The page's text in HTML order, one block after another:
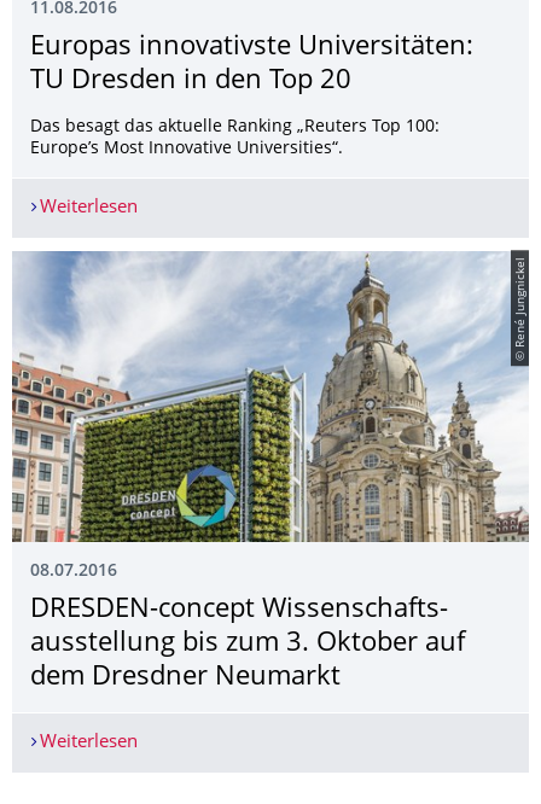
11.08.2016
Europas innovativste Universitäten:
TU Dresden in den Top 20
Das besagt das aktuelle Ranking „Reuters Top 100:
Europe’s Most Innovative Universities“.
Weiterlesen
© René Jungnickel
08.07.2016
DRESDEN-concept Wissenschafts­
ausstellung bis zum 3. Oktober auf
dem Dresdner Neumarkt
Weiterlesen